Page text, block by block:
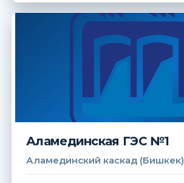
Аламединская ГЭС №1
Аламединский каскад (Бишкек)